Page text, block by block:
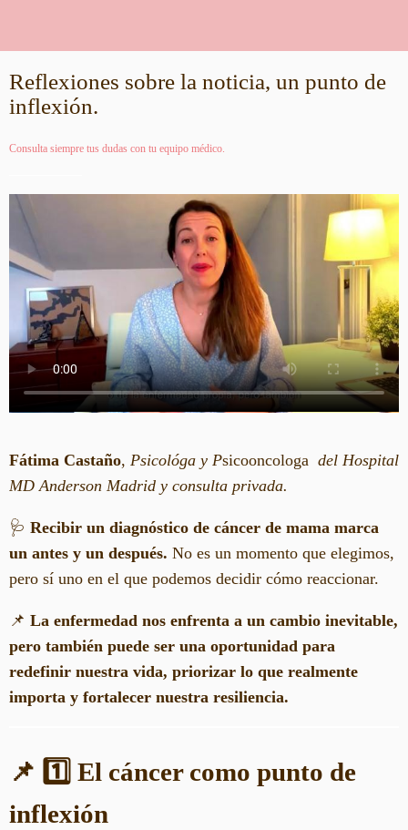
Reflexiones sobre la noticia, un punto de
inflexión.
Consulta siempre tus dudas con tu equipo médico.
Fátima Castaño, Psicológa y Psicooncologa del Hospital
MD Anderson Madrid y consulta privada.
🩺 Recibir un diagnóstico de cáncer de mama marca
un antes y un después. No es un momento que elegimos,
pero sí uno en el que podemos decidir cómo reaccionar.
📌 La enfermedad nos enfrenta a un cambio inevitable,
pero también puede ser una oportunidad para
redefinir nuestra vida, priorizar lo que realmente
importa y fortalecer nuestra resiliencia.
📌 1️⃣ El cáncer como punto de
inflexión